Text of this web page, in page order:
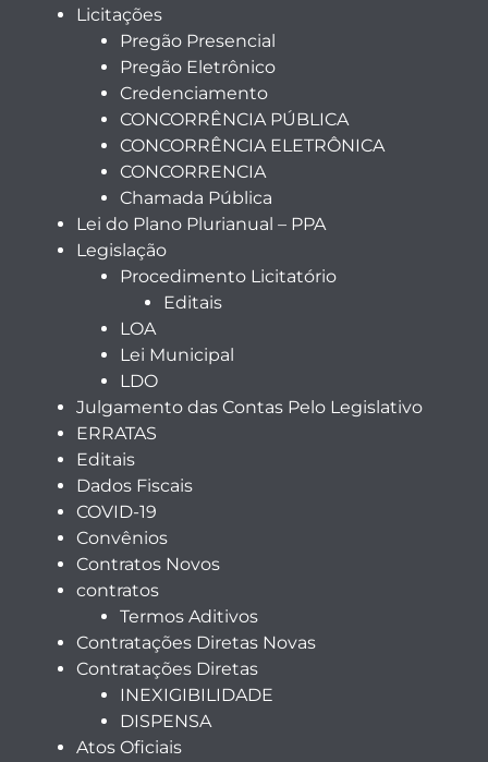
Licitações
Pregão Presencial
Pregão Eletrônico
Credenciamento
CONCORRÊNCIA PÚBLICA
CONCORRÊNCIA ELETRÔNICA
CONCORRENCIA
Chamada Pública
Lei do Plano Plurianual – PPA
Legislação
Procedimento Licitatório
Editais
LOA
Lei Municipal
LDO
Julgamento das Contas Pelo Legislativo
ERRATAS
Editais
Dados Fiscais
COVID-19
Convênios
Contratos Novos
contratos
Termos Aditivos
Contratações Diretas Novas
Contratações Diretas
INEXIGIBILIDADE
DISPENSA
Atos Oficiais